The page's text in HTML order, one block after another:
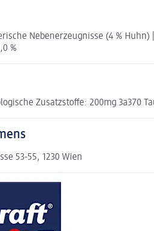
Nebenerzeugnisse (4 % Huhn)
%
Zusatzstoffe: 200mg 3a370
53-55, 1230 Wien